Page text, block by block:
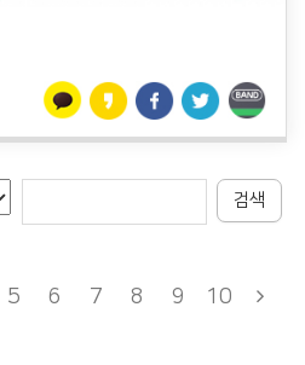
검색
5 6 7 8 9 10